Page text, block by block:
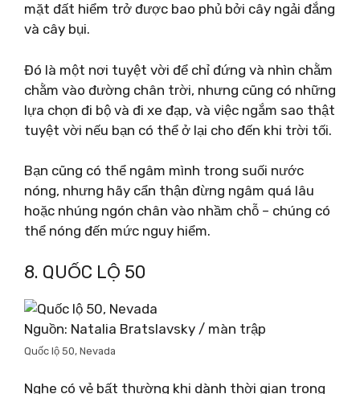
mặt đất hiểm trở được bao phủ bởi cây ngải đắng
và cây bụi.
Đó là một nơi tuyệt vời để chỉ đứng và nhìn chằm
chằm vào đường chân trời, nhưng cũng có những
lựa chọn đi bộ và đi xe đạp, và việc ngắm sao thật
tuyệt vời nếu bạn có thể ở lại cho đến khi trời tối.
Bạn cũng có thể ngâm mình trong suối nước
nóng, nhưng hãy cẩn thận đừng ngâm quá lâu
hoặc nhúng ngón chân vào nhầm chỗ – chúng có
thể nóng đến mức nguy hiểm.
8. QUỐC LỘ 50
Nguồn: Natalia Bratslavsky / màn trập
Quốc lộ 50, Nevada
Nghe có vẻ bất thường khi dành thời gian trong